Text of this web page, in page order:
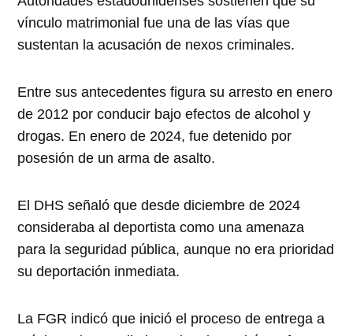
vínculo matrimonial fue una de las vías que
sustentan la acusación de nexos criminales.
Entre sus antecedentes figura su arresto en enero
de 2012 por conducir bajo efectos de alcohol y
drogas. En enero de 2024, fue detenido por
posesión de un arma de asalto.
El DHS señaló que desde diciembre de 2024
consideraba al deportista como una amenaza
para la seguridad pública, aunque no era prioridad
su deportación inmediata.
La FGR indicó que inició el proceso de entrega a